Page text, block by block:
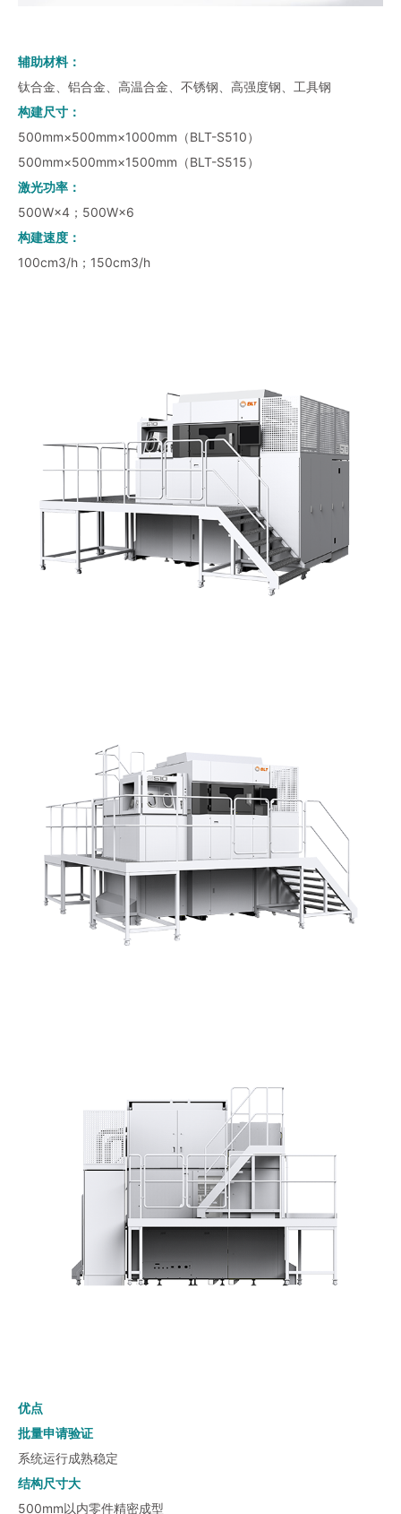
辅助材料：
钛合金、铝合金、高温合金、不锈钢、高强度钢、工具钢
构建尺寸：
500mm×500mm×1000mm（BLT-S510）
500mm×500mm×1500mm（BLT-S515）
激光功率：
500W×4；500W×6
构建速度：
100cm3/h；150cm3/h
优点
批量申请验证
系统运行成熟稳定
结构尺寸大
500mm以内零件精密成型